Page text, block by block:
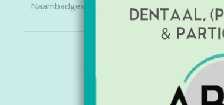
Naambadges